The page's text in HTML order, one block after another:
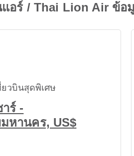
อร์ / Thai Lion Air ข้อ
ยวบินสุดพิเศษ
ร์ -
หานคร, US$